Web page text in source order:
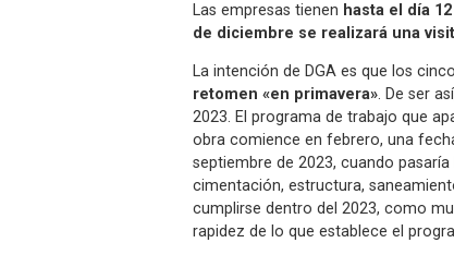
Las empresas tienen hasta el día
de diciembre se realizará una
La intención de DGA es que los
retomen «en primavera». De ser
2023. El programa de trabajo que
obra comience en febrero, una
septiembre de 2023, cuando
cimentación, estructura,
cumplirse dentro del 2023, como
rapidez de lo que establece el